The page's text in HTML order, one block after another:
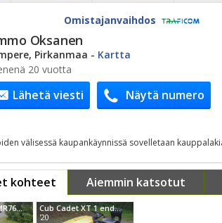
Omistajanvaihdos
Oksanen
Pirkanmaa - Kartta
20 vuotta
Lähetä viesti Näytä numero
välisessä kaupankäynnissä sovelletaan
kohteet Aiemmin katsotut
Cub Cadet LR1 MR76 Keräävä malli
Cub Cadet XT 1 enduro series
'20